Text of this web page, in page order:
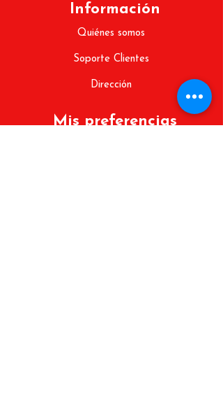
Información
Quiénes somos
Soporte Clientes
Dirección
Mis preferencias